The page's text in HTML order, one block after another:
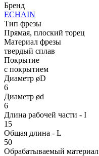
Бренд
ECHAIN
Тип фрезы
Прямая, плоский торец
Материал фрезы
твердый сплав
Покрытие
с покрытием
Диаметр øD
6
Диаметр ød
6
Длина рабочей части - I
15
Общая длина - L
50
Обрабатываемый материал